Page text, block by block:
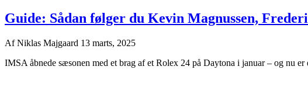
Guide: Sådan følger du Kevin Magnussen,
AfNiklas Majgaard 13 marts, 2025
IMSA åbnede sæsonen med et brag af et Rolex 24 på Daytona i januar – og nu er